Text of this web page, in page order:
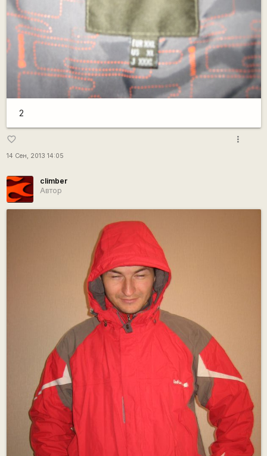
2
favorite_border
14 Сен, 2013 14:05
more_vert
climber
Автор